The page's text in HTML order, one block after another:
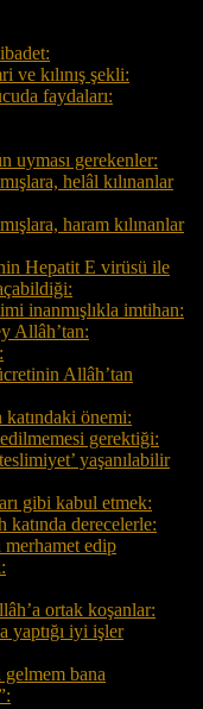
ve kılınış şekli:
faydaları:
uyması gerekenler:
helâl kılınanlar
haram kılınanlar
Hepatit E virüsü ile
inanmışlıkla imtihan:
Allâh’tan:
Allâh’tan
önemi:
gerektiği:
yaşanılabilir
gibi kabul etmek:
katında derecelerle:
merhamet edip
ortak koşanlar:
yaptığı iyi işler
gelmem bana